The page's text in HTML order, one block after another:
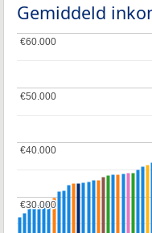
Gemiddeld
€30.000
€30.000
€40.000
€40.000
€50.000
€50.000
€60.000
€60.000